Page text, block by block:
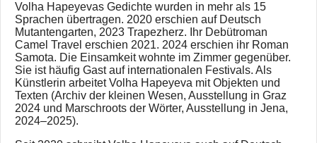
Volha Hapeyevas Gedichte wurden in mehr als 15
Sprachen übertragen. 2020 erschien auf Deutsch
Mutantengarten, 2023 Trapezherz. Ihr Debütroman
Camel Travel erschien 2021. 2024 erschien ihr Roman
Samota. Die Einsamkeit wohnte im Zimmer gegenüber.
Sie ist häufig Gast auf internationalen Festivals. Als
Künstlerin arbeitet Volha Hapeyeva mit Objekten und
Texten (Archiv der kleinen Wesen, Ausstellung in Graz
2024 und Marschroots der Wörter, Ausstellung in Jena,
2024–2025).